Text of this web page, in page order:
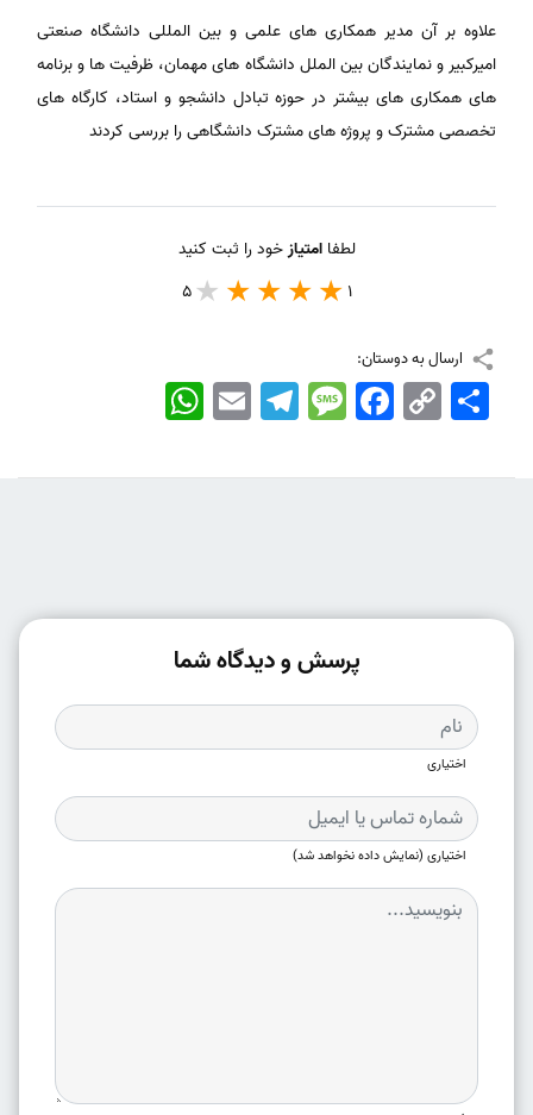
علاوه بر آن مدیر همکاری های علمی و بین المللی دانشگاه صنعتی
امیرکبیر و نمایندگان بین الملل دانشگاه های مهمان، ظرفیت ها و برنامه
های همکاری های بیشتر در حوزه تبادل دانشجو و استاد، کارگاه های
تخصصی مشترک و پروژه های مشترک دانشگاهی را بررسی کردند
لطفاامتیازخود را ثبت کنید
1
5
ارسال به دوستان:
WhatsApp EmailTelegramMessageFacebook Copy
Link
اشتراک
پرسش و دیدگاه شما
اختیاری
اختیاری (نمایش داده نخواهد شد)